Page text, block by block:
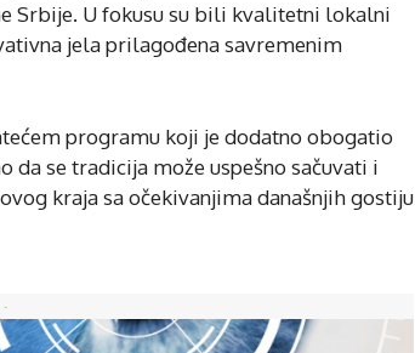
Srbije. U fokusu su bili kvalitetni lokalni
jela prilagođena savremenim
programu koji je dodatno obogatio
da se tradicija može uspešno sačuvati i
kraja sa očekivanjima današnjih gostiju
-